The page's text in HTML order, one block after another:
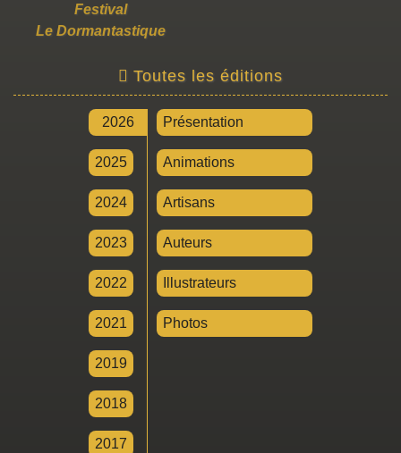
Festival
Le Dormantastique
Toutes les éditions
2026
2025
2024
2023
2022
2021
2019
2018
2017
Présentation
Animations
Artisans
Auteurs
Illustrateurs
Photos